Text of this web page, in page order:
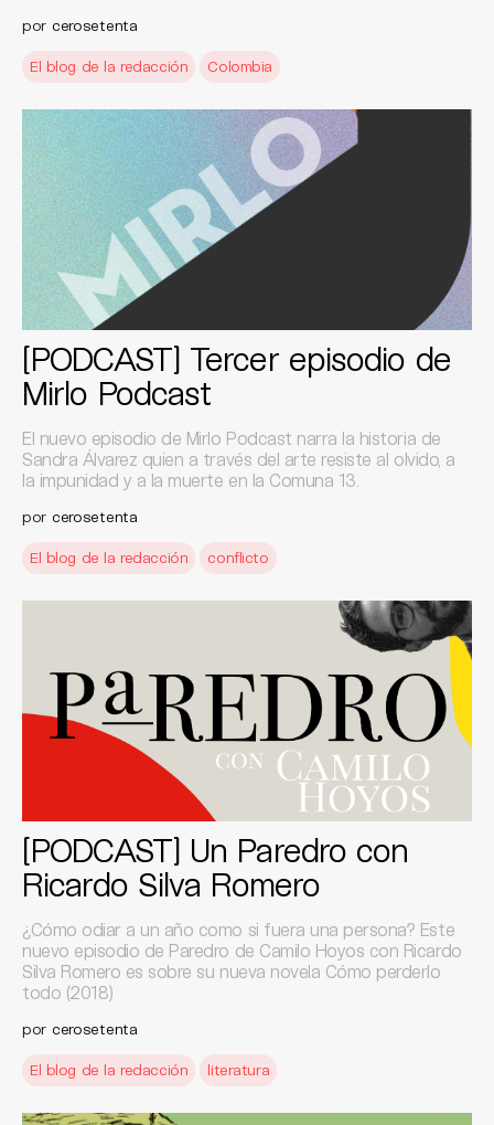
por cerosetenta
El blog de la redacción Colombia
[PODCAST] Tercer episodio de
Mirlo Podcast
El nuevo episodio de Mirlo Podcast narra la historia de
Sandra Álvarez quien a través del arte resiste al olvido, a
la impunidad y a la muerte en la Comuna 13.
por cerosetenta
El blog de la redacción conflicto
[PODCAST] Un Paredro con
Ricardo Silva Romero
¿Cómo odiar a un año como si fuera una persona? Este
nuevo episodio de Paredro de Camilo Hoyos con Ricardo
Silva Romero es sobre su nueva novela Cómo perderlo
todo (2018)
por cerosetenta
El blog de la redacción literatura